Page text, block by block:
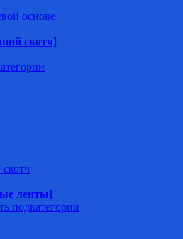
основе
скотч]
ленты]
подкатегории